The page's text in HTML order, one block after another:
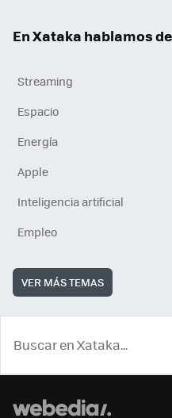
En Xataka hablamos
Streaming
Espacio
Energía
Apple
Inteligencia artificial
Empleo
VER MÁS TEMAS